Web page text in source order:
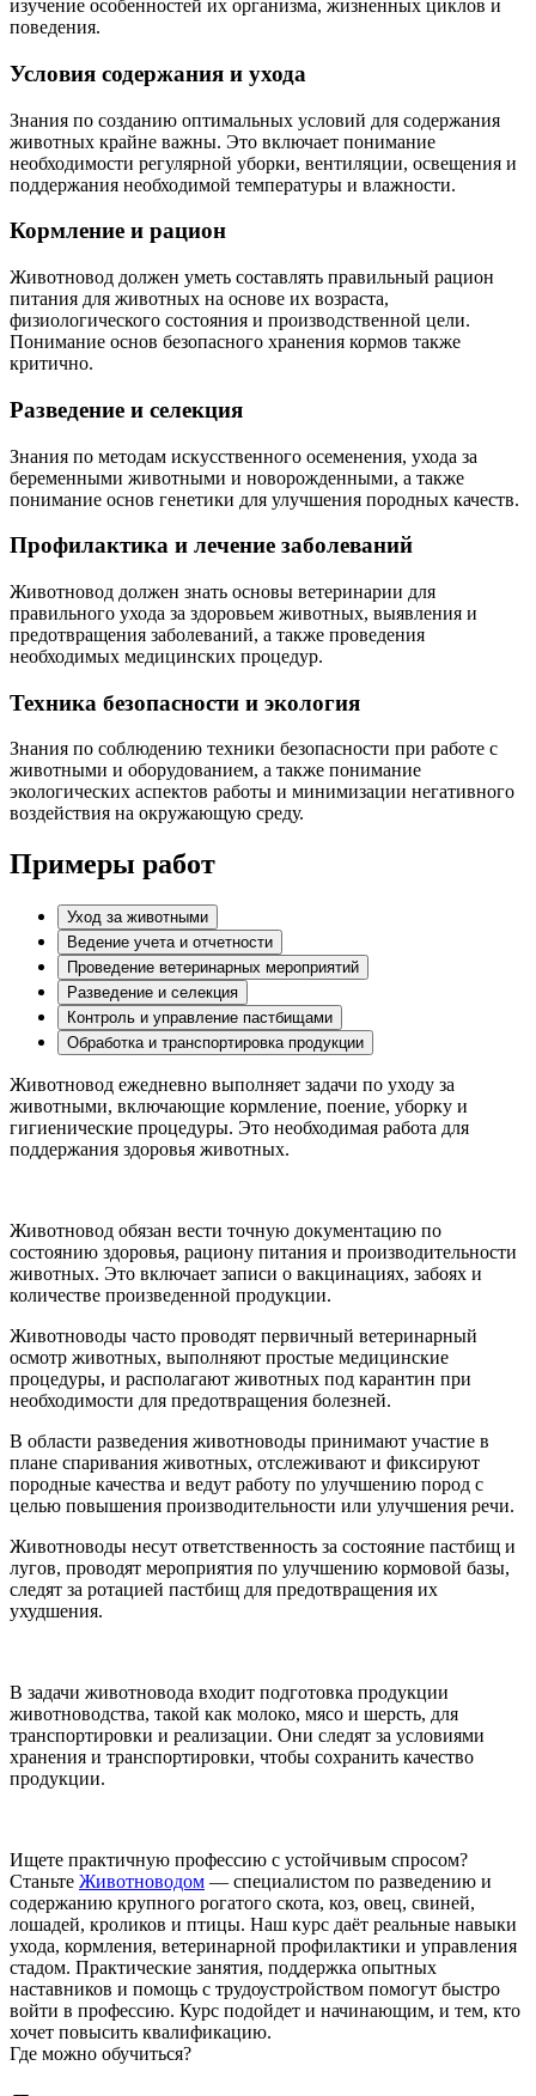
изучение особенностей их организма, жизненных циклов и
поведения.
Условия содержания и ухода
Знания по созданию оптимальных условий для содержания
животных крайне важны. Это включает понимание
необходимости регулярной уборки, вентиляции, освещения и
поддержания необходимой температуры и влажности.
Кормление и рацион
Животновод должен уметь составлять правильный рацион
питания для животных на основе их возраста,
физиологического состояния и производственной цели.
Понимание основ безопасного хранения кормов также
критично.
Разведение и селекция
Знания по методам искусственного осеменения, ухода за
беременными животными и новорожденными, а также
понимание основ генетики для улучшения породных качеств.
Профилактика и лечение заболеваний
Животновод должен знать основы ветеринарии для
правильного ухода за здоровьем животных, выявления и
предотвращения заболеваний, а также проведения
необходимых медицинских процедур.
Техника безопасности и экология
Знания по соблюдению техники безопасности при работе с
животными и оборудованием, а также понимание
экологических аспектов работы и минимизации негативного
воздействия на окружающую среду.
Примеры работ
Уход за животными
Ведение учета и отчетности
Проведение ветеринарных мероприятий
Разведение и селекция
Контроль и управление пастбищами
Обработка и транспортировка продукции
Животновод ежедневно выполняет задачи по уходу за
животными, включающие кормление, поение, уборку и
гигиенические процедуры. Это необходимая работа для
поддержания здоровья животных.
Животновод обязан вести точную документацию по
состоянию здоровья, рациону питания и производительности
животных. Это включает записи о вакцинациях, забоях и
количестве произведенной продукции.
Животноводы часто проводят первичный ветеринарный
осмотр животных, выполняют простые медицинские
процедуры, и располагают животных под карантин при
необходимости для предотвращения болезней.
В области разведения животноводы принимают участие в
плане спаривания животных, отслеживают и фиксируют
породные качества и ведут работу по улучшению пород с
целью повышения производительности или улучшения речи.
Животноводы несут ответственность за состояние пастбищ и
лугов, проводят мероприятия по улучшению кормовой базы,
следят за ротацией пастбищ для предотвращения их
ухудшения.
В задачи животновода входит подготовка продукции
животноводства, такой как молоко, мясо и шерсть, для
транспортировки и реализации. Они следят за условиями
хранения и транспортировки, чтобы сохранить качество
продукции.
Ищете практичную профессию с устойчивым спросом?
Станьте Животноводом — специалистом по разведению и
содержанию крупного рогатого скота, коз, овец, свиней,
лошадей, кроликов и птицы. Наш курс даёт реальные навыки
ухода, кормления, ветеринарной профилактики и управления
стадом. Практические занятия, поддержка опытных
наставников и помощь с трудоустройством помогут быстро
войти в профессию. Курс подойдет и начинающим, и тем, кто
хочет повысить квалификацию.
Где можно обучиться?